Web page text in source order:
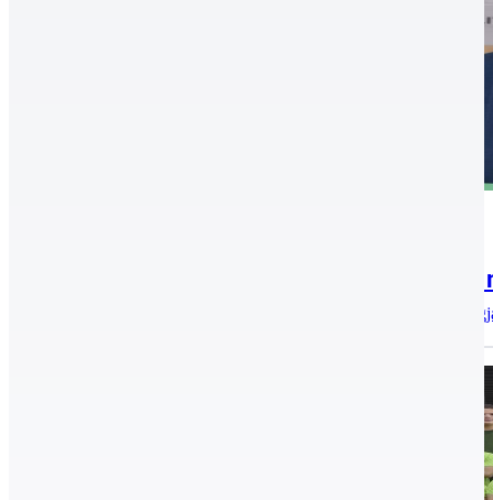
A Kecskeméti Televízió Kiemelő
A Kormány döntése értelmében, a COVID-19 okozta